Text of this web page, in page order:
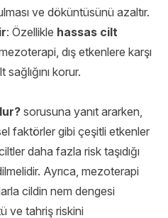
ve döküntüsünü azaltır.
: Özellikle hassas cilt
dış etkenlere karşı
korur.
sorusuna yanıt ararken,
faktörler gibi çeşitli etkenler
daha fazla risk taşıdığı
Ayrıca, mezoterapi
cildin nem dengesi
ve tahriş riskini